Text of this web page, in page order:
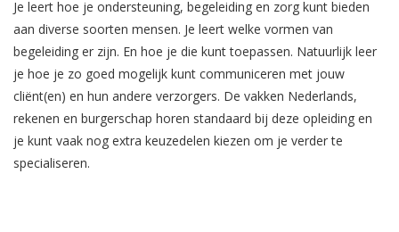
Je leert hoe je ondersteuning, begeleiding en zorg kunt bieden
aan diverse soorten mensen. Je leert welke vormen van
begeleiding er zijn. En hoe je die kunt toepassen. Natuurlijk leer
je hoe je zo goed mogelijk kunt communiceren met jouw
cliënt(en) en hun andere verzorgers. De vakken Nederlands,
rekenen en burgerschap horen standaard bij deze opleiding en
je kunt vaak nog extra keuzedelen kiezen om je verder te
specialiseren.